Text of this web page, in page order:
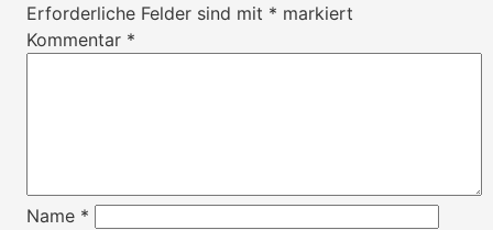
Erforderliche Felder sind mit * markiert
Kommentar *
Name *